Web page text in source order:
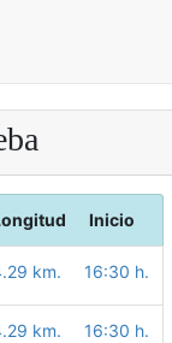
Inicio
km. 16:30 h.
km. 16:30 h.